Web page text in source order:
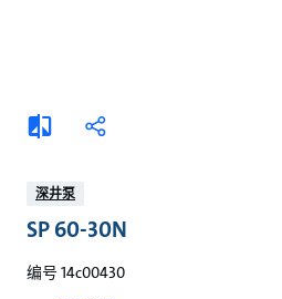
添
加
较
分
深井泵
SP 60-30N
编号 14c00430